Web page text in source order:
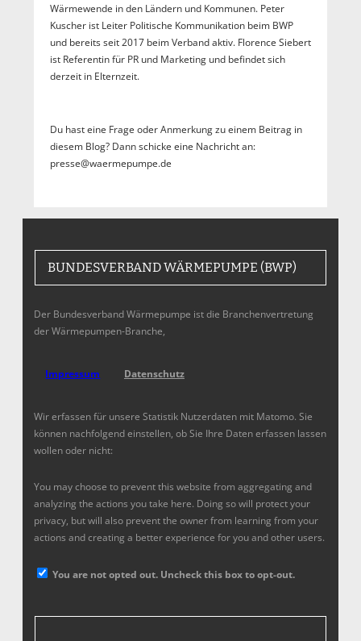
Wärmewende in den Ländern und Kommunen. Peter
Kuscher ist Leiter Politische Kommunikation beim BWP
und bereits seit 2017 beim Verband aktiv. Florence Siebert
ist Referentin für PR und Marketing und befindet sich
derzeit in Elternzeit.
Du hast eine Frage oder Anmerkung zu einem Beitrag in
diesem Blog? Dann schicke eine Nachricht an:
presse@waermepumpe.de
BUNDESVERBAND WÄRMEPUMPE (BWP)
Der Bundesverband Wärmepumpe ist die Branchenvertretung
der Wärmepumpen-Branche,
Impressum Datenschutz
Wir erfassen für unsere Statistik Nutzerdaten mit Matomo. Sie
können nachfolgend einstellen, ob Sie Ihre Daten erfassen lassen
wollen oder nicht:
You may choose to prevent this website from aggregating and
analyzing the actions you take here. Doing so will protect your
privacy, but will also prevent the owner from learning from your
actions and creating a better experience for you and other users.
You are not opted out. Uncheck this box to opt-out.